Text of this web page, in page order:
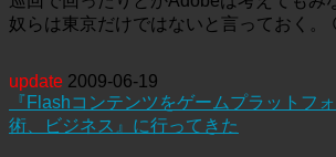
奴らは東京だけではないと言っておく。
update 2009-06-19
『Flashコンテンツをゲームプラットフ
術、ビジネス』に行ってきた